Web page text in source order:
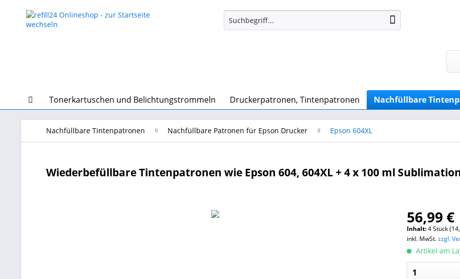
Tonerkartuschen und Belichtungstrommeln Druckerpatronen, Tintenpatronen Nachfüllbare
Nachfüllbare Tintenpatronen Nachfüllbare Patronen für Epson Drucker Epson 604XL
Wiederbefüllbare Tintenpatronen wie Epson 604, 604XL + 4 x 100 ml
56,99 €
Inhalt:4 Stück
inkl. MwSt.zzgl.
Artikel am